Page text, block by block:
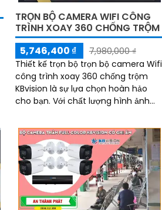
TRỌN BỘ CAMERA WIFI CÔNG
TRÌNH XOAY 360 CHỐNG TRỘM
5,746,400 ₫
7,980,000 ₫
Thiết kế trọn bộ trọn bộ camera Wifi
công trình xoay 360 chống trộm
KBvision là sự lựa chọn hoàn hảo
cho bạn. Với chất lượng hình ảnh
2